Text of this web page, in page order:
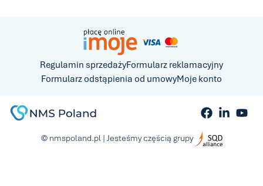
Regulamin sprzedażyFormularz reklamacyjny
Formularz odstąpienia od umowyMoje konto
© nmspoland.pl | Jesteśmy częścią grupy